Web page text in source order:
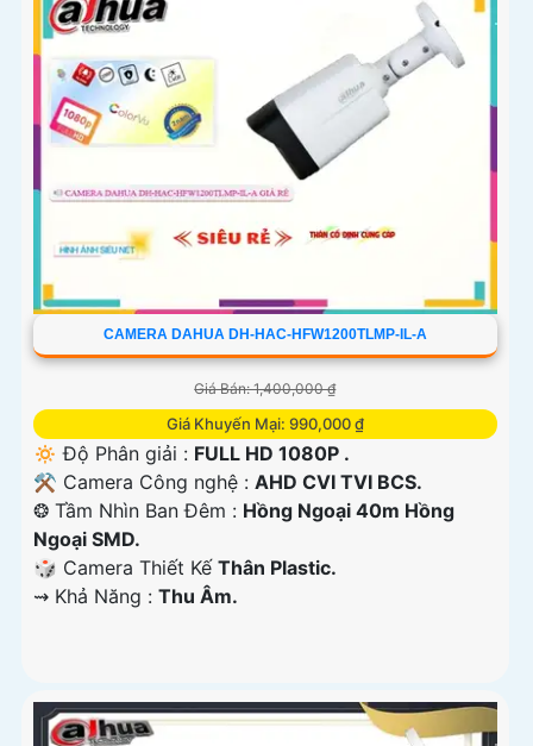
CAMERA DAHUA DH-HAC-HFW1200TLMP-IL-A
Giá Bán: 1,400,000 ₫
Giá Khuyến Mại: 990,000 ₫
🔅 Độ Phân giải : FULL HD 1080P .
⚒ Camera Công nghệ : AHD CVI TVI BCS.
❂ Tầm Nhìn Ban Đêm : Hồng Ngoại 40m Hồng
Ngoại SMD.
🎲 Camera Thiết Kế Thân Plastic.
️⇝ Khả Năng : Thu Âm.